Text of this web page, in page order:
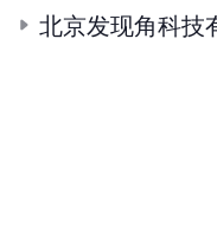
北京发现角科技